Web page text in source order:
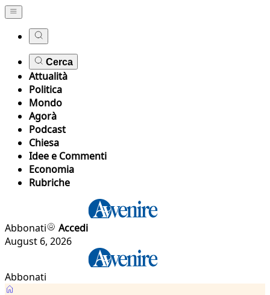
Cerca
Attualità
Politica
Mondo
Agorà
Podcast
Chiesa
Idee e Commenti
Economia
Rubriche
Abbonati
Accedi
August 6, 2026
Abbonati